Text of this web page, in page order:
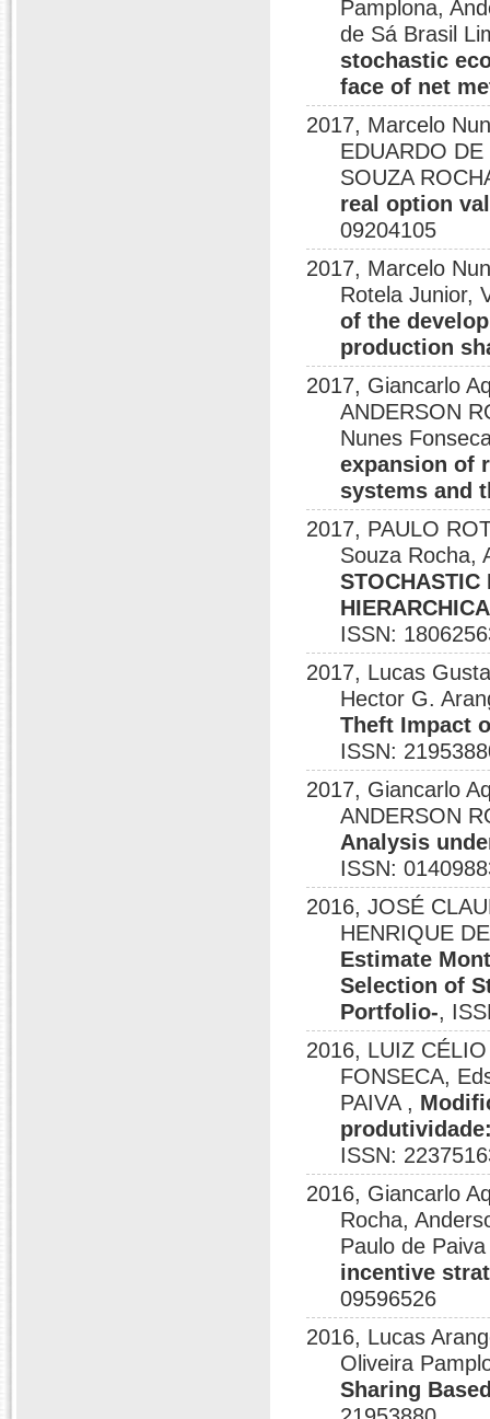
Pamplona,
de Sá Brasil
stochastic
face of net
2017, Marcelo
EDUARDO
SOUZA
real option
09204105
2017, Marcelo
Rotela Junior,
of the
production
2017, Giancarlo
ANDERSON
Nunes
expansion of
systems and
2017, PAULO
Souza Rocha,
STOCHASTIC
ISSN:
2017, Lucas
Hector G.
Theft Impact
ISSN:
2017, Giancarlo
ANDERSON
Analysis
ISSN:
2016, JOSÉ
HENRIQUE
Estimate
Selection of
Portfolio-,
2016, LUIZ
FONSECA,
PAIVA ,
ISSN:
2016, Giancarlo
Rocha,
Paulo de
incentive
09596526
2016, Lucas
Oliveira
Sharing